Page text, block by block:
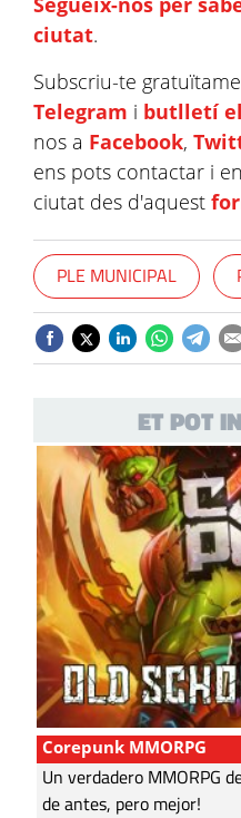
ciutat.
Subscriu-te
Telegram i butlletí
nos a Facebook,
ens pots contactar i
ciutat des d'aquest
PLE MUNICIPAL
ET POT
Corepunk MMORPG
Un verdadero MMORPG
de antes, pero mejor!